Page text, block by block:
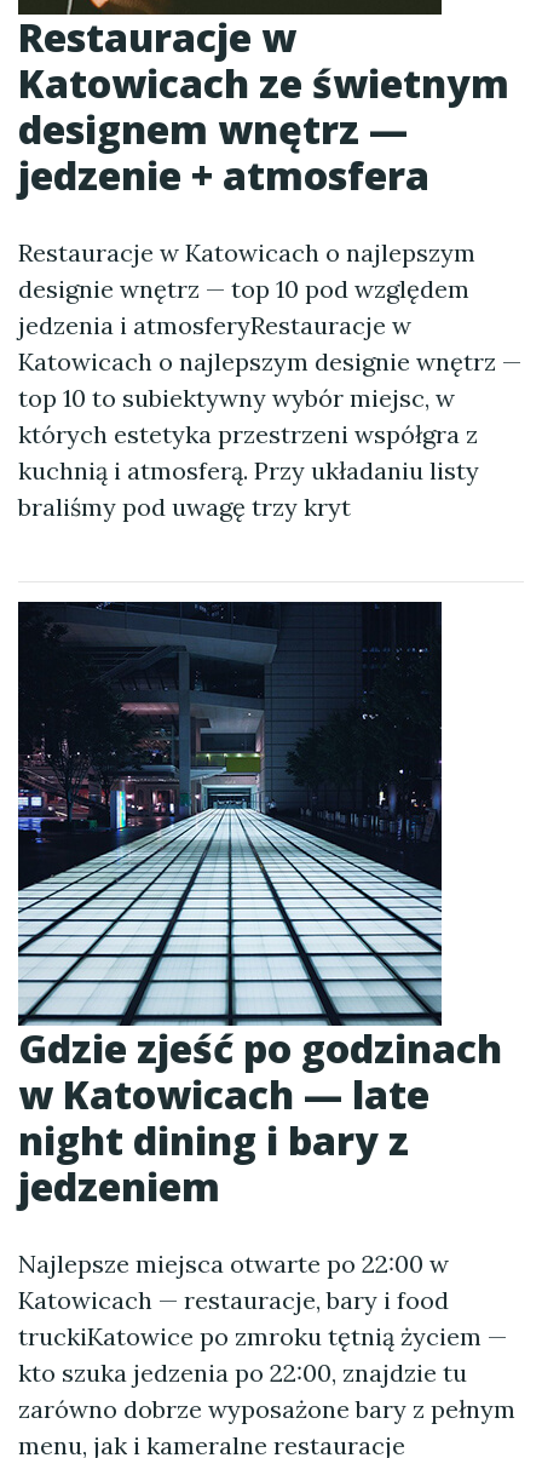
Restauracje w
Katowicach ze świetnym
designem wnętrz —
jedzenie + atmosfera
Restauracje w Katowicach o najlepszym
designie wnętrz — top 10 pod względem
jedzenia i atmosferyRestauracje w
Katowicach o najlepszym designie wnętrz —
top 10 to subiektywny wybór miejsc, w
których estetyka przestrzeni współgra z
kuchnią i atmosferą. Przy układaniu listy
braliśmy pod uwagę trzy kryt
Gdzie zjeść po godzinach
w Katowicach — late
night dining i bary z
jedzeniem
Najlepsze miejsca otwarte po 22:00 w
Katowicach — restauracje, bary i food
truckiKatowice po zmroku tętnią życiem —
kto szuka jedzenia po 22:00, znajdzie tu
zarówno dobrze wyposażone bary z pełnym
menu, jak i kameralne restauracje